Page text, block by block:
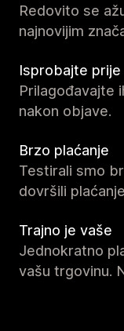
Redovito se
najnovijim
Isprobajte prije
Prilagođavajte
nakon objave.
Brzo plaćanje
Testirali smo
dovršili
Trajno je vaše
Jednokratno
vašu trgovinu.